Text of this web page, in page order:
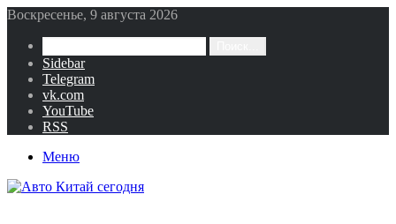
Воскресенье, 9 августа 2026
Sidebar
Telegram
vk.com
YouTube
RSS
Меню